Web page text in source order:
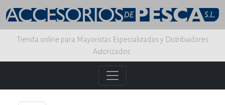
Tienda online para Mayoristas Especializados y Distribuidores
Autorizados.